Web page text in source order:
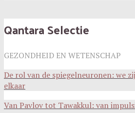
Qantara Selectie
GEZONDHEID EN WETENSCHAP
De rol van de spiegelneuronen: we
elkaar
Van Pavlov tot Tawakkul: van